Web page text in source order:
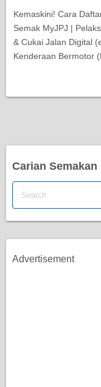
Kemaskini! Cara
Semak MyJPJ |
& Cukai Jalan Digital
Kenderaan Bermotor
Carian Semakan
Advertisement